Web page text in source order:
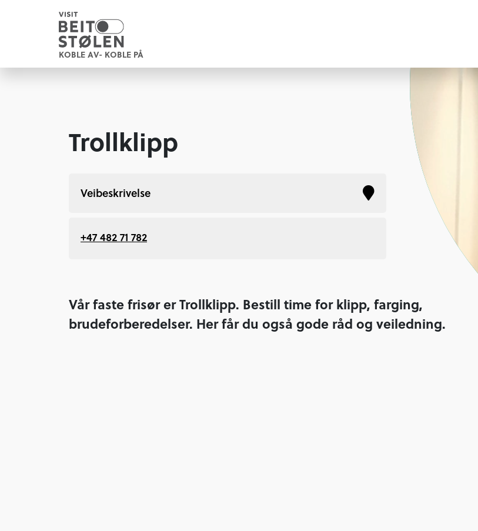
KOBLE AV- KOBLE PÅ
Trollklipp
Veibeskrivelse
+47 482 71 782
Vår faste frisør er Trollklipp. Bestill time for klipp, farging,
brudeforberedelser. Her får du også gode råd og veiledning.